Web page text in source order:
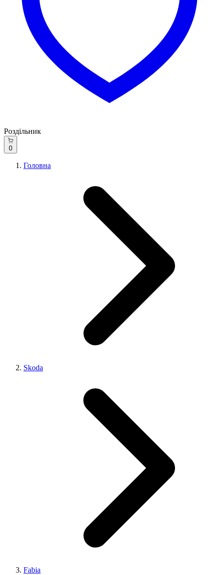
Роздільник
0
Головна
Skoda
Fabia